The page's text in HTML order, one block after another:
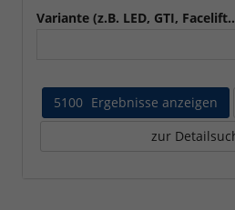
Variante (z.B. LED, GTI,
5100 Ergebnisse anzeigen
zur